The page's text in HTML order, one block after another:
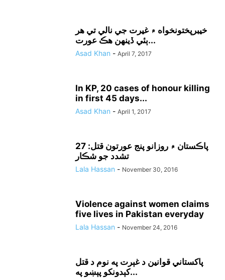
خيبرپختونخواه ۾ غيرت جي نالي تي هر
ٻئي ڏينهن هڪ عورت...
Asad Khan - April 7, 2017
In KP, 20 cases of honour killing
in first 45 days...
Asad Khan - April 1, 2017
پاڪستان ۾ روزانو پنج عورتون قتل: 27
تشدد جو شڪار
Lala Hassan - November 30, 2016
Violence against women claims
five lives in Pakistan everyday
Lala Hassan - November 24, 2016
پاکستاني قوانين د غېرت په نوم د قتل
کېدونکو پېښو په...